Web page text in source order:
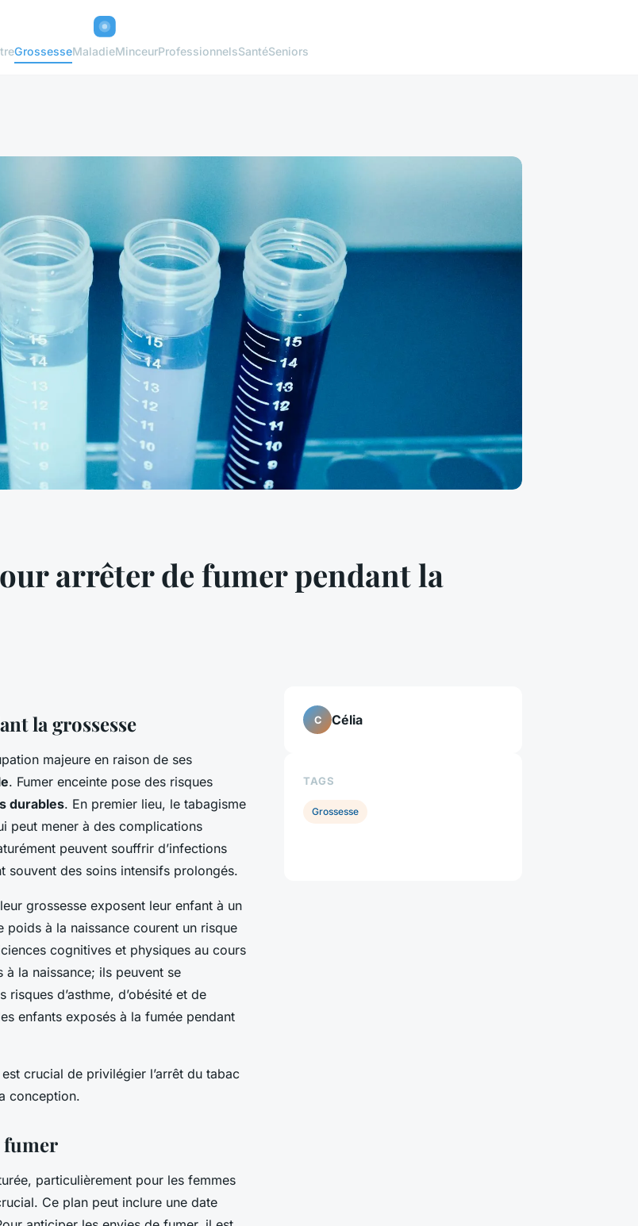
GrossesseMaladieMinceurProfessionnelsSantéSeniors
arrêter de fumer pendant la
la grossesse
majeure en raison de ses
. Fumer enceinte pose des risques
durables. En premier lieu, le tabagisme
peut mener à des complications
peuvent souffrir d’infections
souvent des soins intensifs prolongés.
grossesse exposent leur enfant à un
à la naissance courent un risque
cognitives et physiques au cours
à la naissance; ils peuvent se
d’asthme, d’obésité et de
enfants exposés à la fumée pendant
crucial de privilégier l’arrêt du tabac
conception.
fumer
particulièrement pour les femmes
Ce plan peut inclure une date
C Célia
TAGS
Grossesse